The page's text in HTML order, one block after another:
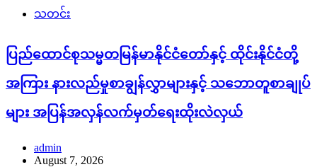
သတင်း
ပြည်ထောင်စုသမ္မတမြန်မာနိုင်ငံတော်နှင့် ထိုင်းနိုင်ငံတို့
အကြား နားလည်မှုစာချွန်လွှာများနှင့် သဘောတူစာချုပ်
များ အပြန်အလှန်လက်မှတ်ရေးထိုးလဲလှယ်
admin
August 7, 2026